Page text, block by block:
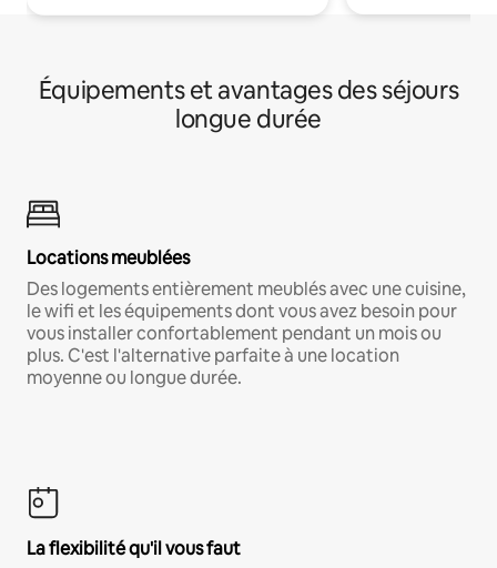
Équipements et avantages des séjours
longue durée
Locations meublées
Des logements entièrement meublés avec une cuisine,
le wifi et les équipements dont vous avez besoin pour
vous installer confortablement pendant un mois ou
plus. C'est l'alternative parfaite à une location
moyenne ou longue durée.
La flexibilité qu'il vous faut